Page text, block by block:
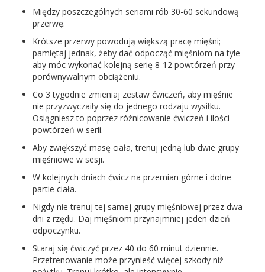
Między poszczególnych seriami rób 30-60 sekundową
przerwę.
Krótsze przerwy powodują większą pracę mięśni;
pamiętaj jednak, żeby dać odpocząć mięśniom na tyle
aby móc wykonać kolejną serię 8-12 powtórzeń przy
porównywalnym obciążeniu.
Co 3 tygodnie zmieniaj zestaw ćwiczeń, aby mięśnie
nie przyzwyczaiły się do jednego rodzaju wysiłku.
Osiągniesz to poprzez różnicowanie ćwiczeń i ilości
powtórzeń w serii.
Aby zwiększyć masę ciała, trenuj jedną lub dwie grupy
mięśniowe w sesji.
W kolejnych dniach ćwicz na przemian górne i dolne
partie ciała.
Nigdy nie trenuj tej samej grupy mięśniowej przez dwa
dni z rzędu. Daj mięśniom przynajmniej jeden dzień
odpoczynku.
Staraj się ćwiczyć przez 40 do 60 minut dziennie.
Przetrenowanie może przynieść więcej szkody niż